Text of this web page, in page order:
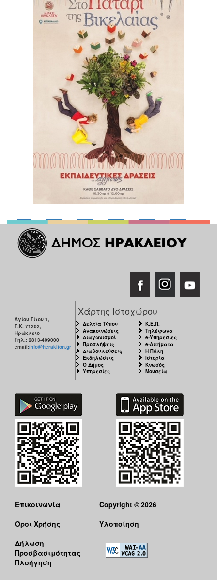
Αγίου Τίτου 1,
Τ.Κ. 71202,
Ηράκλειο
Τηλ.: 2813-409000
email:info@heraklion.gr
Χάρτης Ιστοχώρου
Δελτία Τύπου
Ανακοινώσεις
Διαγωνισμοί
Προσλήψεις
Διαβουλεύσεις
Εκδηλώσεις
Ο Δήμος
Υπηρεσίες
Κ.Ε.Π.
Τηλέφωνα
e-Υπηρεσίες
e-Αιτήματα
Η Πόλη
Ιστορία
Κνωσός
Μουσεία
Επικοινωνία
Όροι Χρήσης
Δήλωση
Προσβασιμότητας
Πλοήγηση
Copyright © 2026
Υλοποίηση